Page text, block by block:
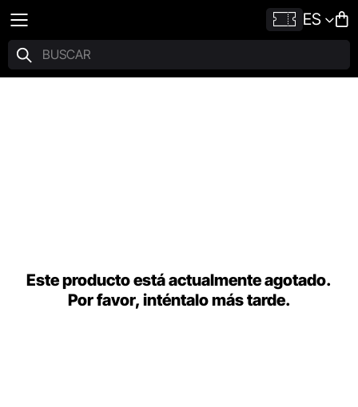
ES
Este producto está actualmente agotado.
Por favor, inténtalo más tarde.